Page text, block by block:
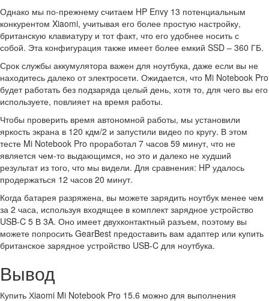
Однако мы по-прежнему считаем HP Envy 13 потенциальным
конкурентом Xiaomi, учитывая его более простую настройку,
британскую клавиатуру и тот факт, что его удобнее носить с
собой. Эта конфигурация также имеет более емкий SSD – 360 ГБ.
Срок службы аккумулятора важен для ноутбука, даже если вы не
находитесь далеко от электросети. Ожидается, что Mi Notebook Pro
будет работать без подзаряда целый день, хотя то, для чего вы его
используете, повлияет на время работы.
Чтобы проверить время автономной работы, мы установили
яркость экрана в 120 кдм/2 и запустили видео по кругу. В этом
тесте Mi Notebook Pro проработал 7 часов 59 минут, что не
является чем-то выдающимся, но это и далеко не худший
результат из того, что мы видели. Для сравнения: HP удалось
продержаться 12 часов 20 минут.
Когда батарея разряжена, вы можете зарядить ноутбук менее чем
за 2 часа, используя входящее в комплект зарядное устройство
USB-C 5 В 3A. Оно имеет двухконтактный разъем, поэтому вы
можете попросить GearBest предоставить вам адаптер или купить
британское зарядное устройство USB-C для ноутбука.
Вывод
Купить Хiaomi Mi Notebook Pro 15.6 можно для выполнения